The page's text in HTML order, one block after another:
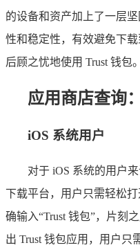
的设备和资产加上了一层
性和稳定性，有效避免下
后顾之忧地使用 Trust 钱包。
应用商店查询
iOS 系统用户
对于 iOS 系统的用户
下载平台，用户只需轻松
确输入“Trust 钱包”，片刻
出 Trust 钱包应用，用户只